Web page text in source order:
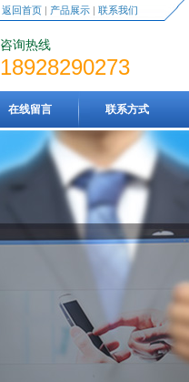
返回首页| 产品展示| 联系我们
咨询热线
18928290273
在线留言 联系方式